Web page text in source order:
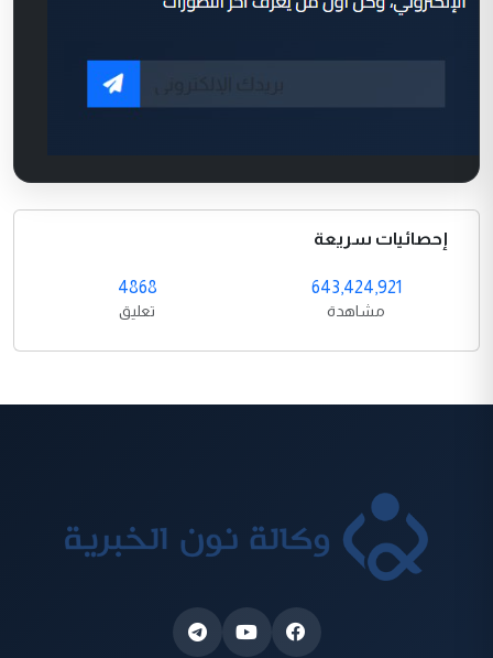
إحصائيات سريعة
643,424,921
مشاهدة
4868
تعليق